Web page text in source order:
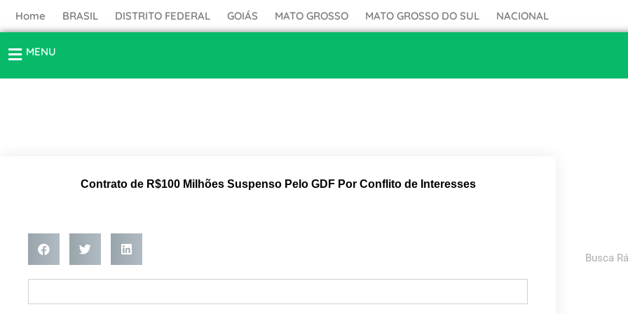
para
conteúdo
Home BRASIL DISTRITO FEDERAL GOIÁS MATO GROSSO MATO GROSSO DO SUL NACIONAL
MENU
Contrato de R$100 Milhões Suspenso Pelo GDF Por Conflito de Interesses